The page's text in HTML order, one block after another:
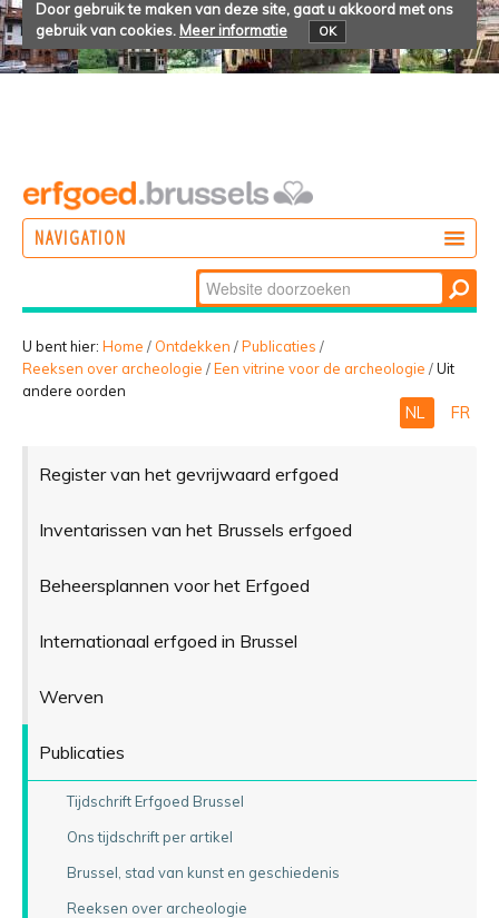
Door gebruik te maken van deze site, gaat u akkoord met ons
gebruik van cookies. Meer informatie OK
NAVIGATION
BELEVEN
Zoek
Geavanceerd
zoeken...
U bent hier: Home / Ontdekken /Publicaties /
Reeksen over archeologie /Een vitrine voor de archeologie /Uit
andere oorden
NL FR
Register van het gevrijwaard erfgoed
Inventarissen van het Brussels erfgoed
Beheersplannen voor het Erfgoed
Internationaal erfgoed in Brussel
Werven
Publicaties
Tijdschrift Erfgoed Brussel
Ons tijdschrift per artikel
Brussel, stad van kunst en geschiedenis
Reeksen over archeologie